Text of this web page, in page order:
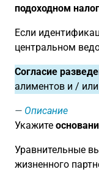
подоходном
Если
центральном
Согласие
алиментов и /
Описание
Укажите
Уравнительные
жизненного